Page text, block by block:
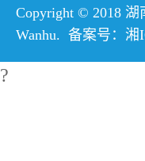
Copyright © 2018 湖
Wanhu. 备案号： 湘
?